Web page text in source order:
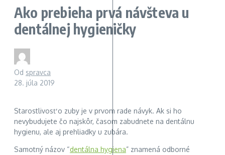
Ako prebieha prvá návšteva u
dentálnej hygieničky
Od spravca
28. júla 2019
Starostlivosť o zuby je v prvom rade návyk. Ak si ho
nevybudujete čo najskôr, časom zabudnete na dentálnu
hygienu, ale aj prehliadky u zubára.
Samotný názov “dentálna hygiena” znamená odborné